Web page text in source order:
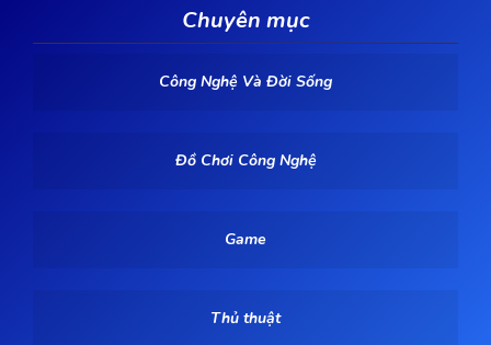
Chuyên mục
Công Nghệ Và Đời Sống
Đồ Chơi Công Nghệ
Game
Thủ thuật